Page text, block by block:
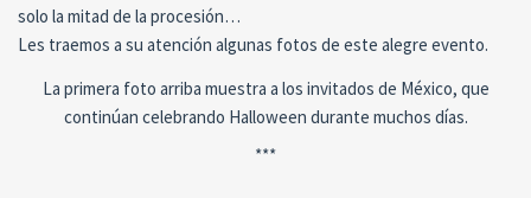
solo la mitad de la procesión…
Les traemos a su atención algunas fotos de este alegre evento.
La primera foto arriba muestra a los invitados de México, que
continúan celebrando Halloween durante muchos días.
***